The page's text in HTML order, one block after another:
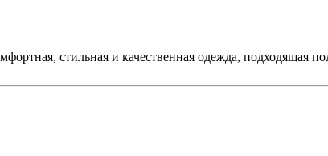
стильная и качественная одежда, подходящая